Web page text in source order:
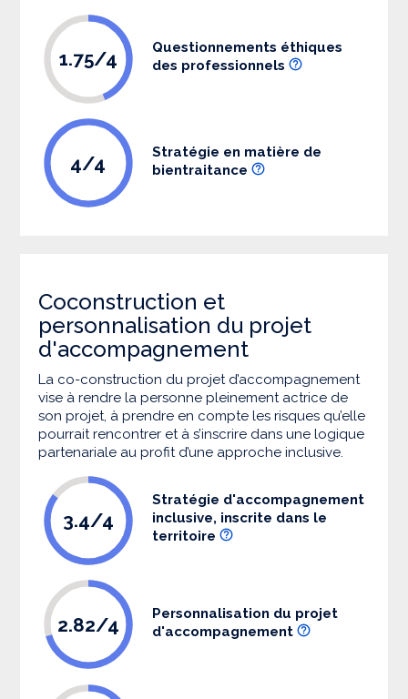
1.75/4
Questionnements éthiques
des professionnels
4/4
Stratégie en matière de
bientraitance
Coconstruction et
personnalisation du projet
d'accompagnement
La co-construction du projet d’accompagnement
vise à rendre la personne pleinement actrice de
son projet, à prendre en compte les risques qu’elle
pourrait rencontrer et à s’inscrire dans une logique
partenariale au profit d’une approche inclusive.
3.4/4
Stratégie d'accompagnement
inclusive, inscrite dans le
territoire
2.82/4
Personnalisation du projet
d'accompagnement